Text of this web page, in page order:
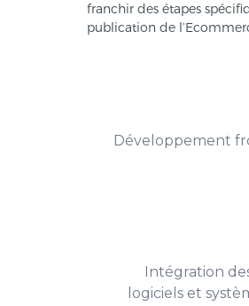
franchir des étapes
publication de
Développement
Intégration
logiciels et